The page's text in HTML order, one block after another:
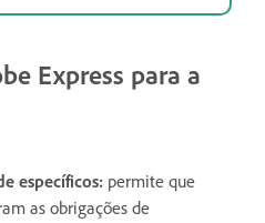
Express para a
específicos: permite que
as obrigações de